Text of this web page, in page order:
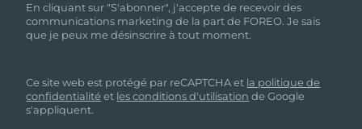
En cliquant sur "S'abonner", j'accepte de recevoir des
communications marketing de la part de FOREO. Je sais
que je peux me désinscrire à tout moment.
Ce site web est protégé par reCAPTCHA et la politique de
confidentialité et les conditions d'utilisation de Google
s'appliquent.